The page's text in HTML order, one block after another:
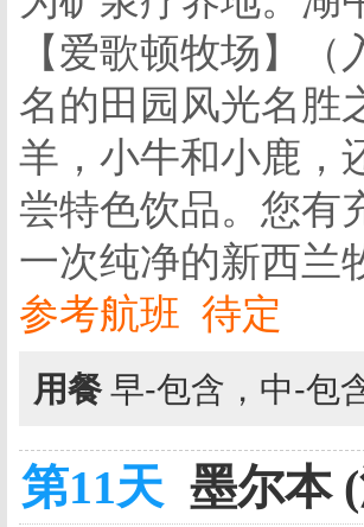
【爱歌顿牧场】
名的田园风光名胜
羊，小牛和小鹿，
尝特色饮品。您有
一次纯净的新西兰
参考航班 待定
用餐 早-包含，中-包
第11天 墨尔本